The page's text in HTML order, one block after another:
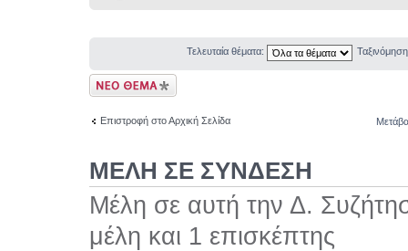
Τελευταία θέματα:
Δημιουργία νέου
θέματος
Επιστροφή στο Αρχική Σελίδα
ΜΕΛΗ ΣΕ ΣΥΝΔΕΣΗ
Μέλη σε αυτή την Δ.
μέλη και 1 επισκέπτης